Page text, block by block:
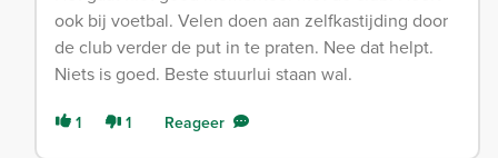
ook bij voetbal. Velen doen aan zelfkastijding door
de club verder de put in te praten. Nee dat helpt.
Niets is goed. Beste stuurlui staan wal.
1 1 Reageer